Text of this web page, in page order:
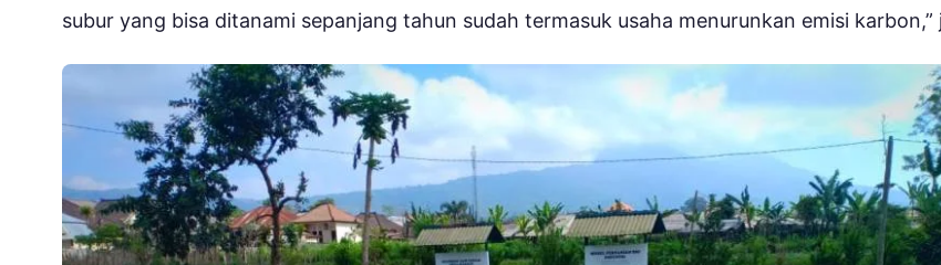
subur yang bisa ditanami sepanjang tahun sudah termasuk usaha menurunkan emisi karbon,”